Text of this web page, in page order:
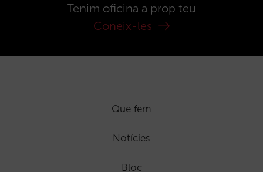
Tenim oficina a prop teu
Coneix-les
Que fem
Notícies
Bloc